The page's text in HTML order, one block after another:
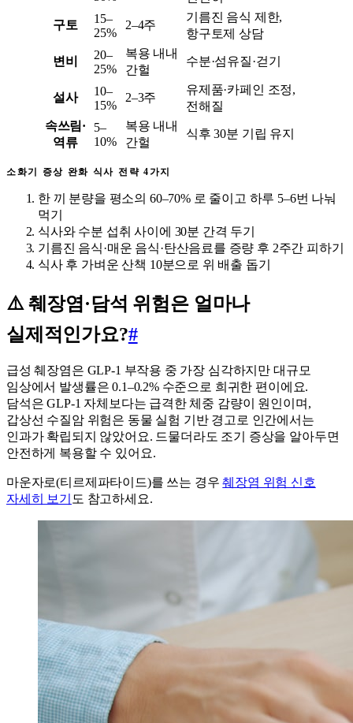
구토
15–
25%
2–4주
기름진 음식 제한,
항구토제 상담
변비
20–
25%
복용 내내
간헐
수분·섬유질·걷기
설사
10–
15%
2–3주
유제품·카페인 조정,
전해질
속쓰림·
역류
5–
10%
복용 내내
간헐
식후 30분 기립 유지
소화기 증상 완화 식사 전략 4가지
한 끼 분량을 평소의 60–70% 로 줄이고 하루 5–6번 나눠
먹기
식사와 수분 섭취 사이에 30분 간격 두기
기름진 음식·매운 음식·탄산음료를 증량 후 2주간 피하기
식사 후 가벼운 산책 10분으로 위 배출 돕기
⚠️ 췌장염·담석 위험은 얼마나
실제적인가요?#
급성 췌장염은 GLP-1 부작용 중 가장 심각하지만 대규모
임상에서 발생률은 0.1–0.2% 수준으로 희귀한 편이에요.
담석은 GLP-1 자체보다는 급격한 체중 감량이 원인이며,
갑상선 수질암 위험은 동물 실험 기반 경고로 인간에서는
인과가 확립되지 않았어요. 드물더라도 조기 증상을 알아두면
안전하게 복용할 수 있어요.
마운자로(티르제파타이드)를 쓰는 경우췌장염 위험 신호
자세히 보기 도 참고하세요.